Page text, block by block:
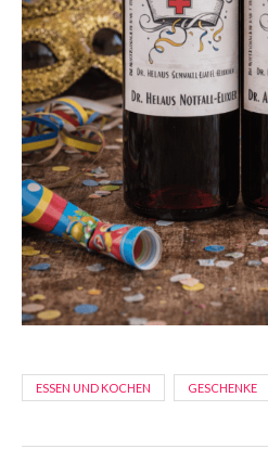
ESSEN UND KOCHEN GESCHENKE